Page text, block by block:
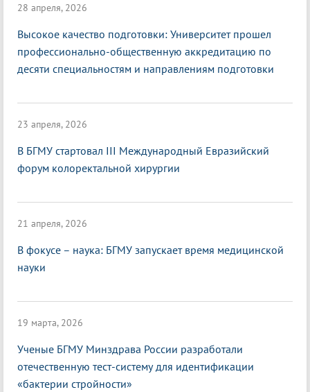
28 апреля, 2026
Высокое качество подготовки: Университет прошел
профессионально-общественную аккредитацию по
десяти специальностям и направлениям подготовки
23 апреля, 2026
В БГМУ стартовал III Международный Евразийский
форум колоректальной хирургии
21 апреля, 2026
В фокусе – наука: БГМУ запускает время медицинской
науки
19 марта, 2026
Ученые БГМУ Минздрава России разработали
отечественную тест-систему для идентификации
«бактерии стройности»